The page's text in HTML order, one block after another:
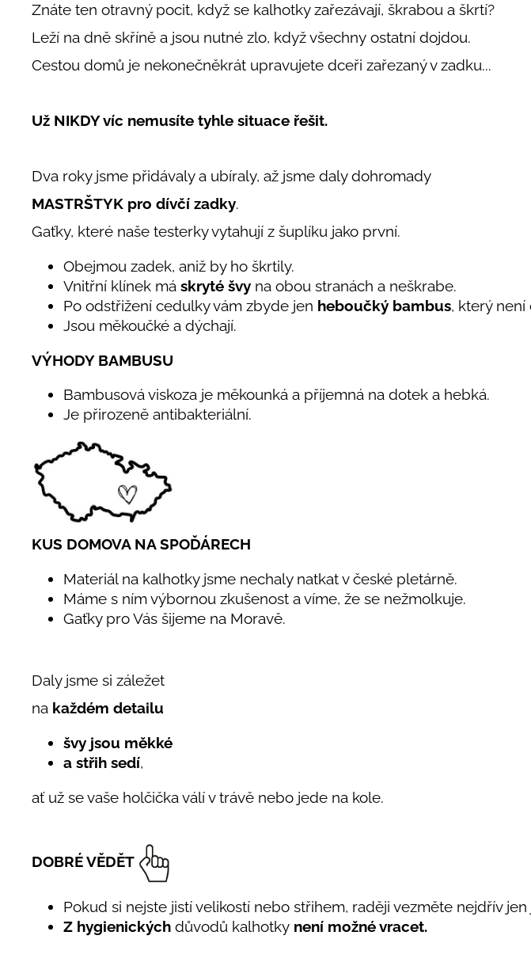
Znáte ten otravný pocit, když se kalhotky zařezávají, škrabou a škrtí?
Leží na dně skříně a jsou nutné zlo, když všechny ostatní dojdou.
Cestou domů je nekonečněkrát upravujete dceři zařezaný v zadku...
Už NIKDY víc nemusíte tyhle situace řešit.
Dva roky jsme přidávaly a ubíraly, až jsme daly dohromady
MASTRŠTYK pro dívčí zadky.
Gaťky, které naše testerky vytahují z šuplíku jako první.
Obejmou zadek, aniž by ho škrtily.
Vnitřní klínek má skryté švy na obou stranách a neškrabe.
Po odstřižení cedulky vám zbyde jen heboučký bambus, který není
Jsou měkoučké a dýchají.
VÝHODY BAMBUSU
Bambusová viskoza je měkounká a příjemná na dotek a hebká.
Je přirozeně antibakteriální.
KUS DOMOVA NA SPOĎÁRECH
Materiál na kalhotky jsme nechaly natkat v české pletárně.
Máme s ním výbornou zkušenost a víme, že se nežmolkuje.
Gaťky pro Vás šijeme na Moravě.
Daly jsme si záležet
na každém detailu
švy jsou měkké
a střih sedí,
ať už se vaše holčička válí v trávě nebo jede na kole.
DOBRÉ VĚDĚT
Pokud si nejste jistí velikostí nebo střihem, raději vezměte nejdřív
Z hygienických důvodů kalhotky není možné vracet.